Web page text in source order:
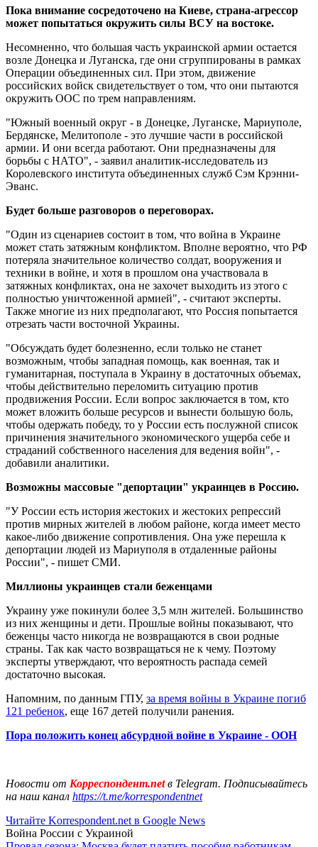
Пока внимание сосредоточено на Киеве, страна-агрессор
может попытаться окружить силы ВСУ на востоке.
Несомненно, что большая часть украинской армии остается
возле Донецка и Луганска, где они сгруппированы в рамках
Операции объединенных сил. При этом, движение
российских войск свидетельствует о том, что они пытаются
окружить ООС по трем направлениям.
"Южный военный округ - в Донецке, Луганске, Мариуполе,
Бердянске, Мелитополе - это лучшие части в российской
армии. И они всегда работают. Они предназначены для
борьбы с НАТО", - заявил аналитик-исследователь из
Королевского института объединенных служб Сэм Крэнни-
Эванс.
Будет больше разговоров о переговорах.
"Один из сценариев состоит в том, что война в Украине
может стать затяжным конфликтом. Вполне вероятно, что РФ
потеряла значительное количество солдат, вооружения и
техники в войне, и хотя в прошлом она участвовала в
затяжных конфликтах, она не захочет выходить из этого с
полностью уничтоженной армией", - считают эксперты.
Также многие из них предполагают, что Россия попытается
отрезать части восточной Украины.
"Обсуждать будет болезненно, если только не станет
возможным, чтобы западная помощь, как военная, так и
гуманитарная, поступала в Украину в достаточных объемах,
чтобы действительно переломить ситуацию против
продвижения России. Если вопрос заключается в том, кто
может вложить больше ресурсов и вынести большую боль,
чтобы одержать победу, то у России есть послужной список
причинения значительного экономического ущерба себе и
страданий собственного населения для ведения войн", -
добавили аналитики.
Возможны массовые "депортации" украинцев в Россию.
"У России есть история жестоких и жестоких репрессий
против мирных жителей в любом районе, когда имеет место
какое-либо движение сопротивления. Она уже перешла к
депортации людей из Мариуполя в отдаленные районы
России", - пишет СМИ.
Миллионы украинцев стали беженцами
Украину уже покинули более 3,5 млн жителей. Большинство
из них женщины и дети. Прошлые войны показывают, что
беженцы часто никогда не возвращаются в свои родные
страны. Так как часто возвращаться не к чему. Поэтому
эксперты утверждают, что вероятность распада семей
достаточно высокая.
Напомним, по данным ГПУ, за время войны в Украине погиб
121 ребенок, еще 167 детей получили ранения.
Пора положить конец абсурдной войне в Украине - ООН
Новости от Корреспондент.netв Telegram. Подписывайтесь
на наш канал https://t.me/korrespondentnet
Читайте Korrespondent.net в Google News
Война России с Украиной